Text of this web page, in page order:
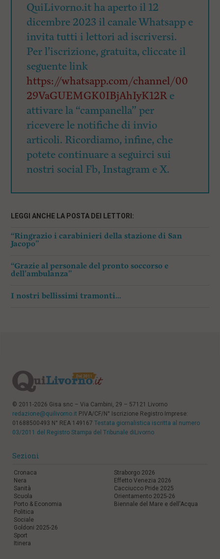
QuiLivorno.it ha aperto il 12
dicembre 2023 il canale Whatsapp e
invita tutti i lettori ad iscriversi.
Per l’iscrizione, gratuita, cliccate il
seguente link
https://whatsapp.com/channel/00
29VaGUEMGK0IBjAhIyK12Re
attivare la “campanella” per
ricevere le notifiche di invio
articoli. Ricordiamo, infine, che
potete continuare a seguirci sui
nostri social Fb, Instagram e X.
LEGGI ANCHE LA POSTA DEI LETTORI:
“Ringrazio i carabinieri della stazione di San
Jacopo”
“Grazie al personale del pronto soccorso e
dell’ambulanza”
I nostri bellissimi tramonti…
© 2011-2026 Gisa snc – Via Cambini, 29 – 57121 Livorno
redazione@quilivorno.it P.IVA/CF/N° Iscrizione Registro Imprese:
01688500493 N° REA 149167 Testata giornalistica iscritta al numero
03/2011 del Registro Stampa del Tribunale diLivorno
Sezioni
Cronaca
Nera
Sanità
Scuola
Porto & Economia
Politica
Sociale
Goldoni 2025-26
Sport
Itinera
Straborgo 2026
Effetto Venezia 2026
Cacciucco Pride 2025
Orientamento 2025-26
Biennale del Mare e dell'Acqua